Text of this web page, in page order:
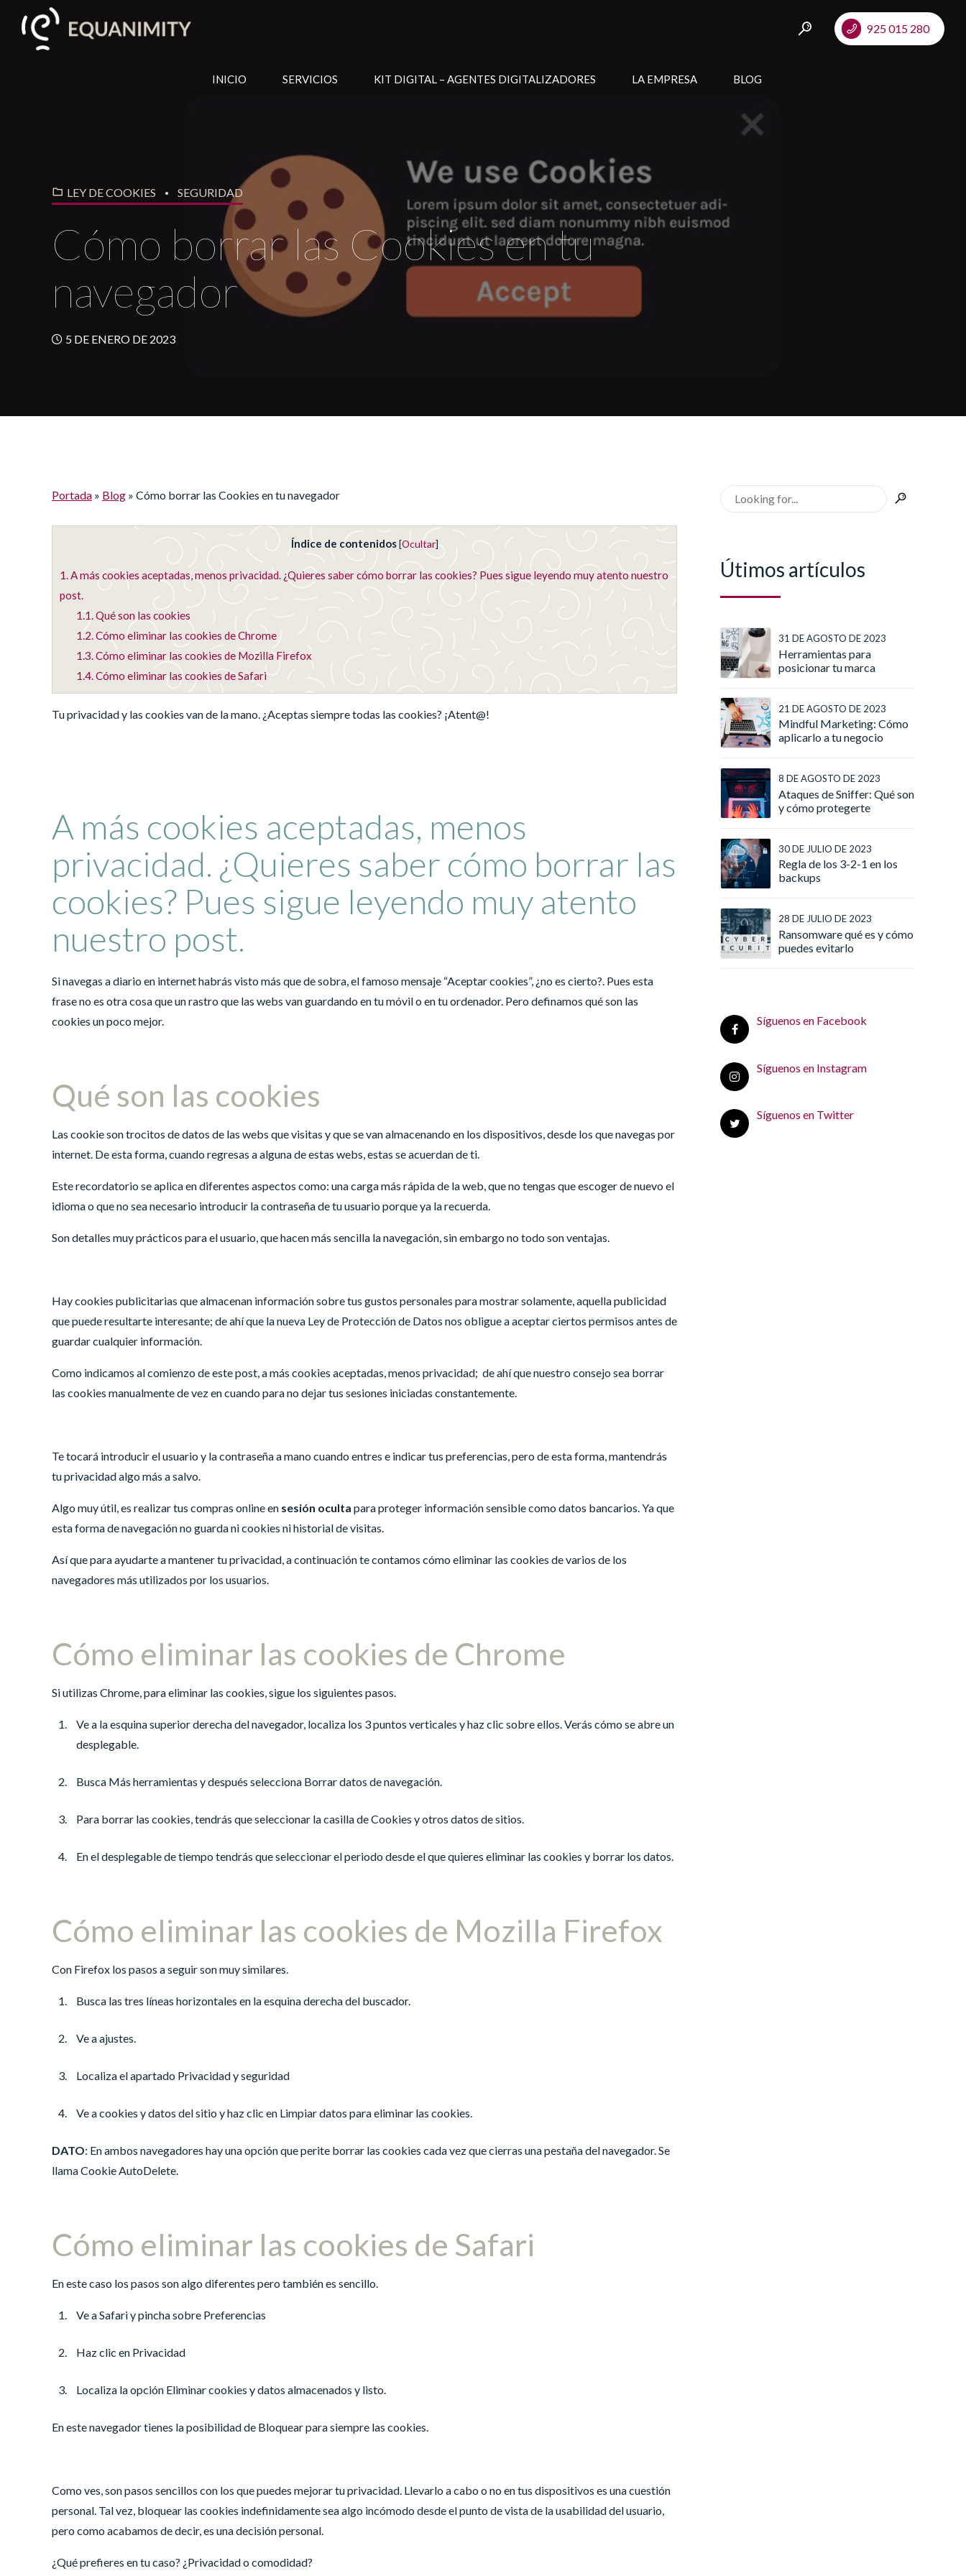
925 015 280
INICIO SERVICIOS KIT DIGITAL – AGENTES DIGITALIZADORES LA EMPRESA BLOG
LEY DE COOKIES SEGURIDAD
Cómo borrar las Cookies en tu
navegador
5 DE ENERO DE 2023
Portada » Blog » Cómo borrar las Cookies en tu navegador
Índice de contenidos [Ocultar]
1.A más cookies aceptadas, menos privacidad. ¿Quieres saber cómo borrar las cookies? Pues sigue leyendo muy atento nuestro
post.
1.1.Qué son las cookies
1.2.Cómo eliminar las cookies de Chrome
1.3.Cómo eliminar las cookies de Mozilla Firefox
1.4.Cómo eliminar las cookies de Safari
Tu privacidad y las cookies van de la mano. ¿Aceptas siempre todas las cookies? ¡Atent@!
A más cookies aceptadas, menos
privacidad. ¿Quieres saber cómo borrar las
cookies? Pues sigue leyendo muy atento
nuestro post.
Si navegas a diario en internet habrás visto más que de sobra, el famoso mensaje “Aceptar cookies”, ¿no es cierto?. Pues esta
frase no es otra cosa que un rastro que las webs van guardando en tu móvil o en tu ordenador. Pero definamos qué son las
cookies un poco mejor.
Qué son las cookies
Las cookie son trocitos de datos de las webs que visitas y que se van almacenando en los dispositivos, desde los que navegas por
internet. De esta forma, cuando regresas a alguna de estas webs, estas se acuerdan de ti.
Este recordatorio se aplica en diferentes aspectos como: una carga más rápida de la web, que no tengas que escoger de nuevo el
idioma o que no sea necesario introducir la contraseña de tu usuario porque ya la recuerda.
Son detalles muy prácticos para el usuario, que hacen más sencilla la navegación, sin embargo no todo son ventajas.
Hay cookies publicitarias que almacenan información sobre tus gustos personales para mostrar solamente, aquella publicidad
que puede resultarte interesante; de ahí que la nueva Ley de Protección de Datos nos obligue a aceptar ciertos permisos antes de
guardar cualquier información.
Como indicamos al comienzo de este post, a más cookies aceptadas, menos privacidad; de ahí que nuestro consejo sea borrar
las cookies manualmente de vez en cuando para no dejar tus sesiones iniciadas constantemente.
Te tocará introducir el usuario y la contraseña a mano cuando entres e indicar tus preferencias, pero de esta forma, mantendrás
tu privacidad algo más a salvo.
Algo muy útil, es realizar tus compras online en sesión oculta para proteger información sensible como datos bancarios. Ya que
esta forma de navegación no guarda ni cookies ni historial de visitas.
Así que para ayudarte a mantener tu privacidad, a continuación te contamos cómo eliminar las cookies de varios de los
navegadores más utilizados por los usuarios.
Cómo eliminar las cookies de Chrome
Si utilizas Chrome, para eliminar las cookies, sigue los siguientes pasos.
Ve a la esquina superior derecha del navegador, localiza los 3 puntos verticales y haz clic sobre ellos. Verás cómo se abre un
desplegable.
Busca Más herramientas y después selecciona Borrar datos de navegación.
Para borrar las cookies, tendrás que seleccionar la casilla de Cookies y otros datos de sitios.
En el desplegable de tiempo tendrás que seleccionar el periodo desde el que quieres eliminar las cookies y borrar los datos.
Cómo eliminar las cookies de Mozilla Firefox
Con Firefox los pasos a seguir son muy similares.
Busca las tres líneas horizontales en la esquina derecha del buscador.
Ve a ajustes.
Localiza el apartado Privacidad y seguridad
Ve a cookies y datos del sitio y haz clic en Limpiar datos para eliminar las cookies.
DATO: En ambos navegadores hay una opción que perite borrar las cookies cada vez que cierras una pestaña del navegador. Se
llama Cookie AutoDelete.
Cómo eliminar las cookies de Safari
En este caso los pasos son algo diferentes pero también es sencillo.
Ve a Safari y pincha sobre Preferencias
Haz clic en Privacidad
Localiza la opción Eliminar cookies y datos almacenados y listo.
En este navegador tienes la posibilidad de Bloquear para siempre las cookies.
Como ves, son pasos sencillos con los que puedes mejorar tu privacidad. Llevarlo a cabo o no en tus dispositivos es una cuestión
personal. Tal vez, bloquear las cookies indefinidamente sea algo incómodo desde el punto de vista de la usabilidad del usuario,
pero como acabamos de decir, es una decisión personal.
¿Qué prefieres en tu caso? ¿Privacidad o comodidad?
Útimos artículos
31 DE AGOSTO DE 2023
Herramientas para
posicionar tu marca
21 DE AGOSTO DE 2023
Mindful Marketing: Cómo
aplicarlo a tu negocio
8 DE AGOSTO DE 2023
Ataques de Sniffer: Qué son
y cómo protegerte
30 DE JULIO DE 2023
Regla de los 3-2-1 en los
backups
28 DE JULIO DE 2023
Ransomware qué es y cómo
puedes evitarlo
Síguenos en Facebook
Síguenos en Instagram
Síguenos en Twitter